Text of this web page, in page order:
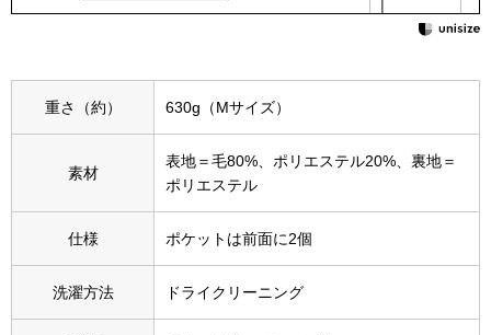
Miss Kyouko／ミスキョウコ
ビー すべて見る
財布／コイン
ポーチ
重さ（約） 630g（Mサイズ）
素材
表地＝毛80%、ポリエステル20%、裏地＝
ポリエステル
仕様 ポケットは前面に2個
洗濯方法 ドライクリーニング